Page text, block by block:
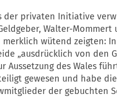
der privaten Initiative
Walter-
merklich wütend zeigten:
„ausdrücklich von den
Aussetzung des Wales
gewesen und habe
der gebuchten